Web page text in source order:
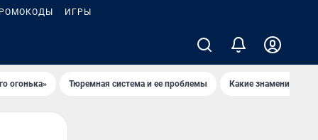
ИГРЫ
огонька» Тюремная система и ее проблемы Какие знаменитости